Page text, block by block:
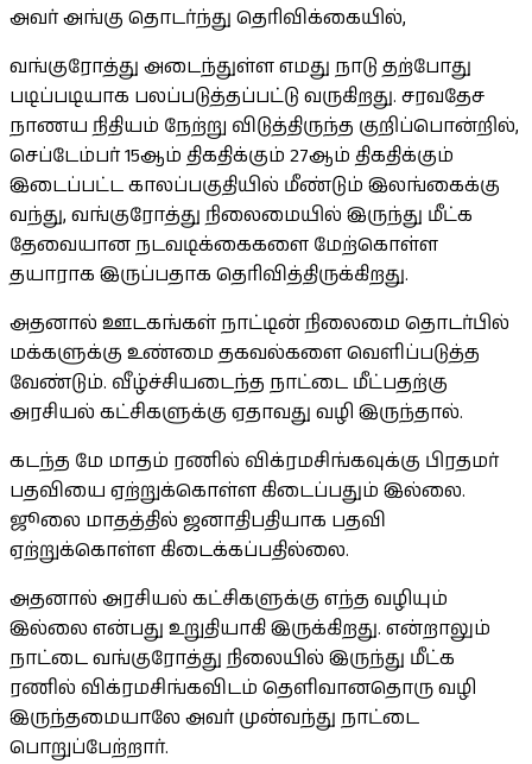
அவர் அங்கு தொடர்ந்து தெரிவிக்கையில்,
வங்குரோத்து அடைந்துள்ள எமது நாடு தற்போது
படிப்படியாக பலப்படுத்தப்பட்டு வருகிறது. சரவதேச
நாணய நிதியம் நேற்று விடுத்திருந்த குறிப்பொன்றில்,
செப்டேம்பர் 15ஆம் திகதிக்கும் 27ஆம் திகதிக்கும்
இடைப்பட்ட காலப்பகுதியில் மீண்டும் இலங்கைக்கு
வந்து, வங்குரோத்து நிலைமையில் இருந்து மீட்க
தேவையான நடவடிக்கைகளை மேற்கொள்ள
தயாராக இருப்பதாக தெரிவித்திருக்கிறது.
அதனால் ஊடகங்கள் நாட்டின் நிலைமை தொடர்பில்
மக்களுக்கு உண்மை தகவல்களை வெளிப்படுத்த
வேண்டும். வீழ்ச்சியடைந்த நாட்டை மீட்பதற்கு
அரசியல் கட்சிகளுக்கு ஏதாவது வழி இருந்தால்.
கடந்த மே மாதம் ரணில் விக்ரமசிங்கவுக்கு பிரதமர்
பதவியை ஏற்றுக்கொள்ள கிடைப்பதும் இல்லை.
ஜூலை மாதத்தில் ஜனாதிபதியாக பதவி
ஏற்றுக்கொள்ள கிடைக்கப்பதில்லை.
அதனால் அரசியல் கட்சிகளுக்கு எந்த வழியும்
இல்லை என்பது உறுதியாகி இருக்கிறது. என்றாலும்
நாட்டை வங்குரோத்து நிலையில் இருந்து மீட்க
ரணில் விக்ரமசிங்கவிடம் தெளிவானதொரு வழி
இருந்தமையாலே அவர் முன்வந்து நாட்டை
பொறுப்பேற்றார்.